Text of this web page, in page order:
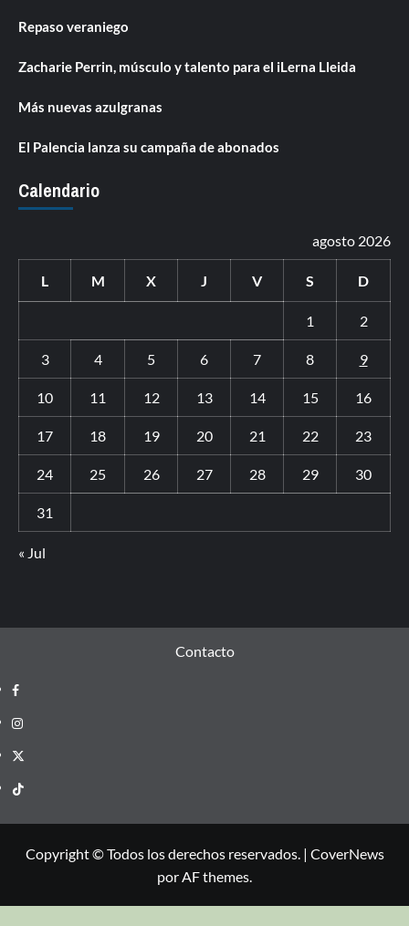
Repaso veraniego
Zacharie Perrin, músculo y talento para el iLerna Lleida
Más nuevas azulgranas
El Palencia lanza su campaña de abonados
Calendario
agosto 2026
L M X J V S D
1 2
3 4 5 6 7 8 9
10 11 12 13 14 15 16
17 18 19 20 21 22 23
24 25 26 27 28 29 30
31
« Jul
Contacto
Copyright © Todos los derechos reservados. | CoverNews
por AF themes.